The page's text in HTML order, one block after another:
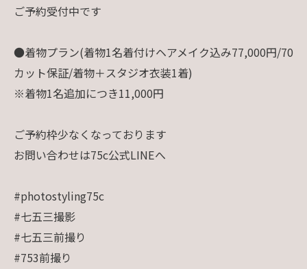
ご予約受付中です
●着物プラン(着物1名着付けヘアメイク込み77,000円/70
カット保証/着物＋スタジオ衣装1着)
※着物1名追加につき11,000円
ご予約枠少なくなっております
お問い合わせは75c公式LINEへ
#photostyling75c
#七五三撮影
#七五三前撮り
#753前撮り